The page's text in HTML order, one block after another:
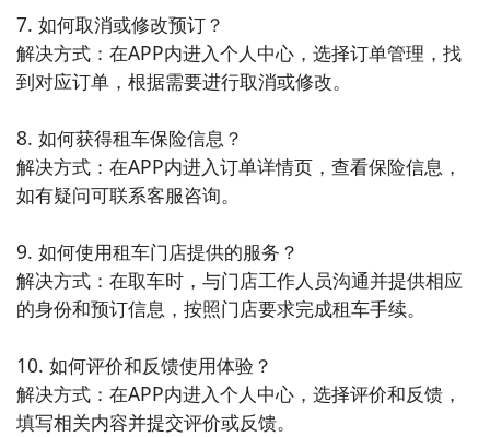
7. 如何取消或修改预订？
解决方式：在APP内进入个人中心，选择订单管理，找
到对应订单，根据需要进行取消或修改。
8. 如何获得租车保险信息？
解决方式：在APP内进入订单详情页，查看保险信息，
如有疑问可联系客服咨询。
9. 如何使用租车门店提供的服务？
解决方式：在取车时，与门店工作人员沟通并提供相应
的身份和预订信息，按照门店要求完成租车手续。
10. 如何评价和反馈使用体验？
解决方式：在APP内进入个人中心，选择评价和反馈，
填写相关内容并提交评价或反馈。